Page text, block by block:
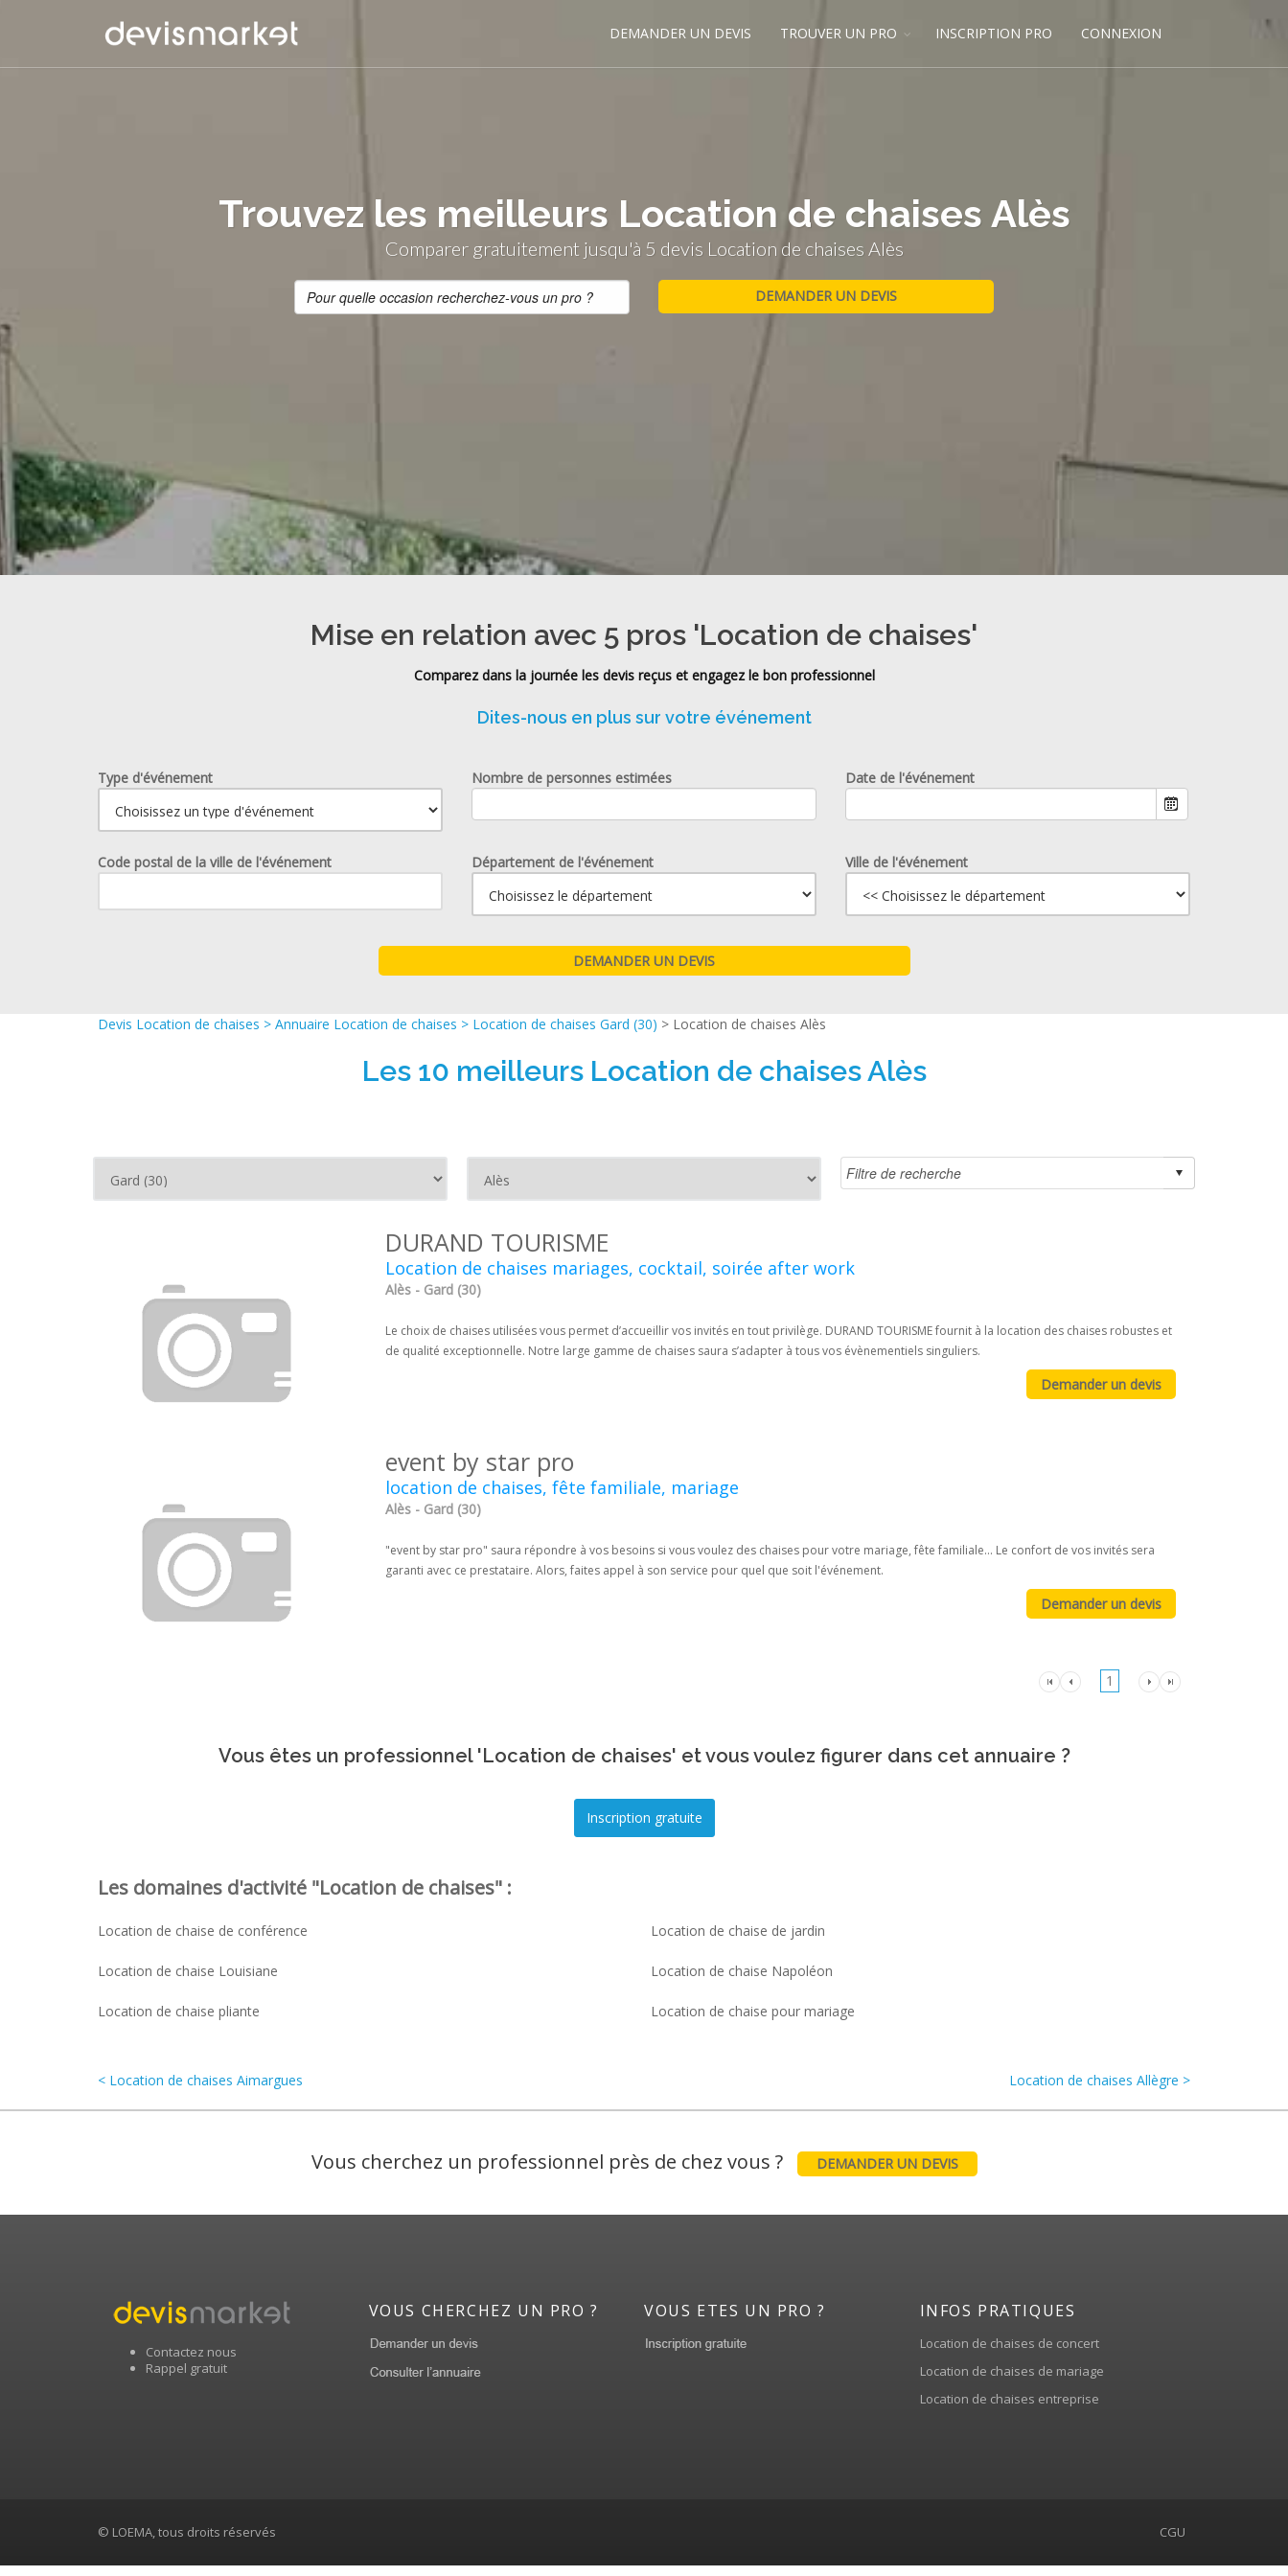
DEMANDER UN DEVIS TROUVER UN PRO INSCRIPTION PRO CONNEXION
Trouvez les meilleurs Location de chaises Alès
Comparer gratuitement jusqu'à 5 devis Location de chaises Alès
Mise en relation avec 5 pros 'Location de chaises'
Comparez dans la journée les devis reçus et engagez le bon professionnel
Dites-nous en plus sur votre événement
Type d'événement Nombre de personnes estimées
Date de l'événement
Code postal de la ville de l'événement Département de l'événement Ville de l'événement
Devis Location de chaises > Annuaire Location de chaises > Location de chaises Gard (30) > Location de chaises Alès
Les 10 meilleurs Location de chaises Alès
DURAND TOURISME
Location de chaises mariages, cocktail, soirée after work
Alès - Gard (30)
Le choix de chaises utilisées vous permet d’accueillir vos invités en tout privilège. DURAND TOURISME fournit à la location des chaises robustes et
de qualité exceptionnelle. Notre large gamme de chaises saura s’adapter à tous vos évènementiels singuliers.
event by star pro
location de chaises, fête familiale, mariage
Alès - Gard (30)
"event by star pro" saura répondre à vos besoins si vous voulez des chaises pour votre mariage, fête familiale... Le confort de vos invités sera
garanti avec ce prestataire. Alors, faites appel à son service pour quel que soit l'événement.
1
Vous êtes un professionnel 'Location de chaises' et vous voulez figurer dans cet annuaire ?
Les domaines d'activité "Location de chaises" :
Location de chaise de conférence Location de chaise de jardin
Location de chaise Louisiane Location de chaise Napoléon
Location de chaise pliante Location de chaise pour mariage
< Location de chaises Aimargues Location de chaises Allègre >
Vous cherchez un professionnel près de chez vous ? DEMANDER UN DEVIS
Contactez nous
Rappel gratuit
VOUS CHERCHEZ UN PRO ? VOUS ETES UN PRO ? INFOS PRATIQUES
Location de chaises de concert
Location de chaises de mariage
Location de chaises entreprise
CGU
© LOEMA, tous droits réservés